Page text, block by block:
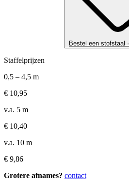
Bestel een stofstaal ·
Staffelprijzen
0,5 – 4,5 m
€ 10,95
v.a. 5 m
€ 10,40
v.a. 10 m
€ 9,86
Grotere afnames? contact